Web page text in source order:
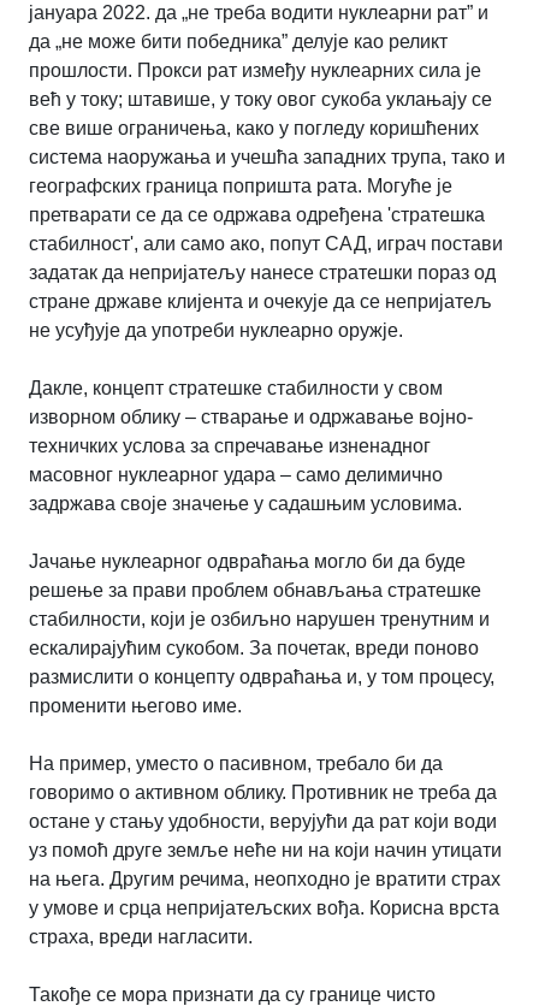
јануара 2022. да „не треба водити нуклеарни рат” и
да „не може бити победника” делује као реликт
прошлости. Прокси рат између нуклеарних сила је
већ у току; штавише, у току овог сукоба уклањају се
све више ограничења, како у погледу коришћених
система наоружања и учешћа западних трупа, тако и
географских граница попришта рата. Могуће је
претварати се да се одржава одређена 'стратешка
стабилност', али само ако, попут САД, играч постави
задатак да непријатељу нанесе стратешки пораз од
стране државе клијента и очекује да се непријатељ
не усуђује да употреби нуклеарно оружје.
Дакле, концепт стратешке стабилности у свом
изворном облику – стварање и одржавање војно-
техничких услова за спречавање изненадног
масовног нуклеарног удара – само делимично
задржава своје значење у садашњим условима.
Јачање нуклеарног одвраћања могло би да буде
решење за прави проблем обнављања стратешке
стабилности, који је озбиљно нарушен тренутним и
ескалирајућим сукобом. За почетак, вреди поново
размислити о концепту одвраћања и, у том процесу,
променити његово име.
На пример, уместо о пасивном, требало би да
говоримо о активном облику. Противник не треба да
остане у стању удобности, верујући да рат који води
уз помоћ друге земље неће ни на који начин утицати
на њега. Другим речима, неопходно је вратити страх
у умове и срца непријатељских вођа. Корисна врста
страха, вреди нагласити.
Такође се мора признати да су границе чисто